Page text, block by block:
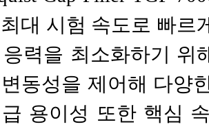
대 시험 속도로 빠르
력을 최소화하기 위
동성을 제어해 다양
용이성 또한 핵심